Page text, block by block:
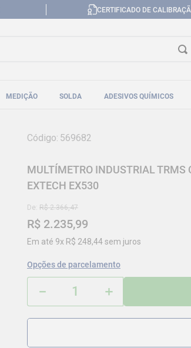
CERTIFICADO DE
MEDIÇÃO SOLDA ADESIVOS QUÍMICOS
Código: 569682
MULTÍMETRO INDUSTRIAL
EXTECH EX530
De: R$ 2.366,47
R$ 2.235,99
Em até 9x R$ 248,44sem juros
Opções de parcelamento
＋
－